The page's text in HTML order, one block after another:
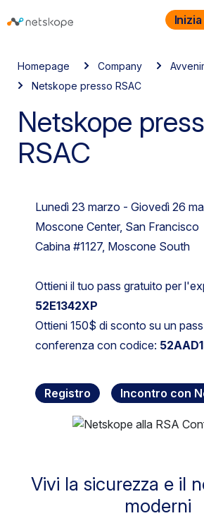
Homepage Company
Netskope presso RSAC
Netskope
RSAC
Lunedì 23 marzo - Giovedì 26
Moscone Center, San Francisco
Cabina #1127, Moscone South
Ottieni il tuo pass gratuito per
52E1342XP
Ottieni 150$ di sconto su un
conferenza con codice:
Registro Incontro con
Vivi la sicurezza e il
moderni